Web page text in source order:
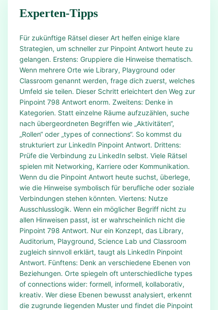
Experten-Tipps
Für zukünftige Rätsel dieser Art helfen einige klare
Strategien, um schneller zur Pinpoint Antwort heute zu
gelangen. Erstens: Gruppiere die Hinweise thematisch.
Wenn mehrere Orte wie Library, Playground oder
Classroom genannt werden, frage dich zuerst, welches
Umfeld sie teilen. Dieser Schritt erleichtert den Weg zur
Pinpoint 798 Antwort enorm. Zweitens: Denke in
Kategorien. Statt einzelne Räume aufzuzählen, suche
nach übergeordneten Begriffen wie „Aktivitäten“,
„Rollen“ oder „types of connections“. So kommst du
strukturiert zur LinkedIn Pinpoint Antwort. Drittens:
Prüfe die Verbindung zu LinkedIn selbst. Viele Rätsel
spielen mit Networking, Karriere oder Kommunikation.
Wenn du die Pinpoint Antwort heute suchst, überlege,
wie die Hinweise symbolisch für berufliche oder soziale
Verbindungen stehen könnten. Viertens: Nutze
Ausschlusslogik. Wenn ein möglicher Begriff nicht zu
allen Hinweisen passt, ist er wahrscheinlich nicht die
Pinpoint 798 Antwort. Nur ein Konzept, das Library,
Auditorium, Playground, Science Lab und Classroom
zugleich sinnvoll erklärt, taugt als LinkedIn Pinpoint
Antwort. Fünftens: Denk an verschiedene Ebenen von
Beziehungen. Orte spiegeln oft unterschiedliche types
of connections wider: formell, informell, kollaborativ,
kreativ. Wer diese Ebenen bewusst analysiert, erkennt
die zugrunde liegenden Muster und findet die Pinpoint